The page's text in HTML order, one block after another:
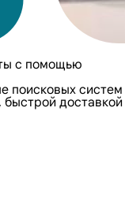
с помощью
поисковых систем
доставкой